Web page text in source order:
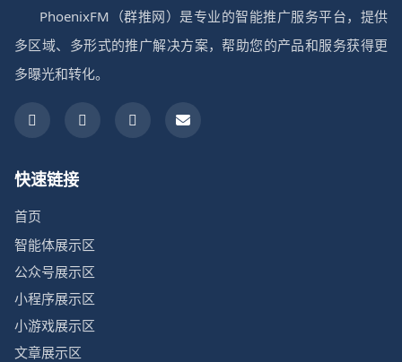
PhoenixFM（群推网）是专业的智能推广服务平台，提供
多区域、多形式的推广解决方案，帮助您的产品和服务获得更
多曝光和转化。
快速链接
首页
智能体展示区
公众号展示区
小程序展示区
小游戏展示区
文章展示区